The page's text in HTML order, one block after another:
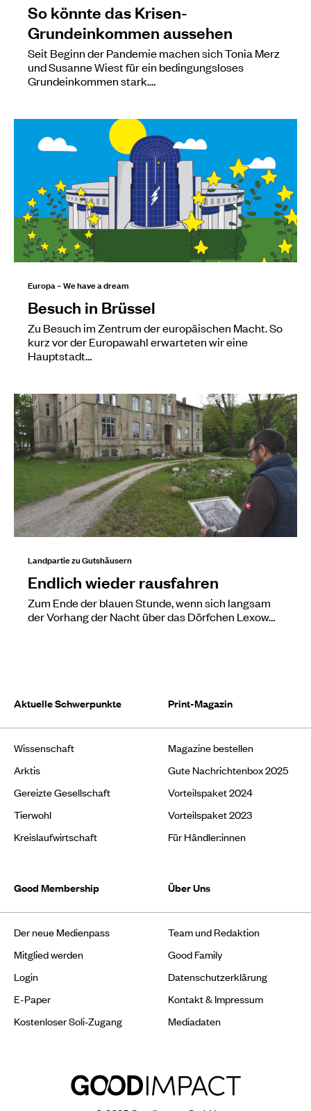
So könnte das Krisen-
Grundeinkommen aussehen
Seit Beginn der Pandemie machen sich Tonia Merz
und Susanne Wiest für ein bedingungsloses
Grundeinkommen stark.…
Europa – We have a dream
Besuch in Brüssel
Zu Besuch im Zentrum der europäischen Macht. So
kurz vor der Europawahl erwarteten wir eine
Hauptstadt…
Landpartie zu Gutshäusern
Endlich wieder rausfahren
Zum Ende der blauen Stunde, wenn sich langsam
der Vorhang der Nacht über das Dörfchen Lexow…
Aktuelle Schwerpunkte
Wissenschaft
Arktis
Gereizte Gesellschaft
Tierwohl
Kreislaufwirtschaft
Print-Magazin
Magazine bestellen
Gute Nachrichtenbox 2025
Vorteilspaket 2024
Vorteilspaket 2023
Für Händler:innen
Good Membership
Der neue Medienpass
Mitglied werden
Login
E-Paper
Kostenloser Soli-Zugang
Über Uns
Team und Redaktion
Good Family
Datenschutzerklärung
Kontakt & Impressum
Mediadaten